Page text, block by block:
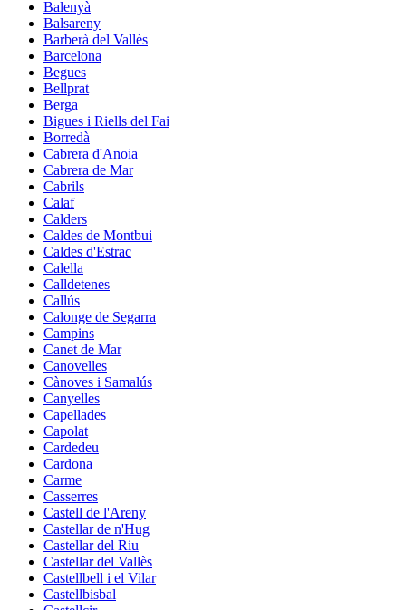
Balenyà
Balsareny
Barberà del Vallès
Barcelona
Begues
Bellprat
Berga
Bigues i Riells del Fai
Borredà
Cabrera d'Anoia
Cabrera de Mar
Cabrils
Calaf
Calders
Caldes de Montbui
Caldes d'Estrac
Calella
Calldetenes
Callús
Calonge de Segarra
Campins
Canet de Mar
Canovelles
Cànoves i Samalús
Canyelles
Capellades
Capolat
Cardedeu
Cardona
Carme
Casserres
Castell de l'Areny
Castellar de n'Hug
Castellar del Riu
Castellar del Vallès
Castellbell i el Vilar
Castellbisbal